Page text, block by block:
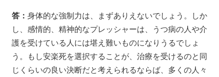
答： 身体的な強制力は、まずありえないでしょう。しか
し、感情的、精神的なプレッシャーは、うつ病の人や介
護を受けている人には堪え難いものになりうるでしょ
う。もし安楽死を選択することが、治療を受けるのと同
じくらいの良い決断だと考えられるならば、多くの人々